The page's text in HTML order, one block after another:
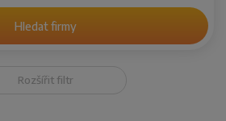
Hledat firmy
Rozšířit filtr